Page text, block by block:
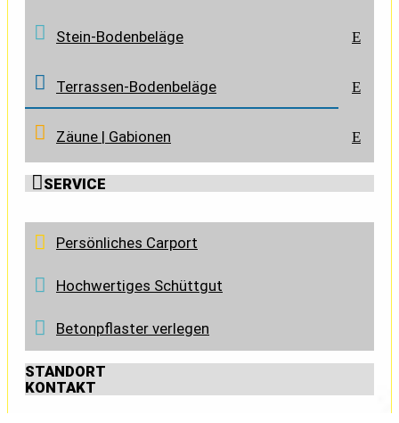
Stein-Bodenbeläge E
Terrassen-Bodenbeläge E
Zäune | Gabionen E
SERVICE
Persönliches Carport
Hochwertiges Schüttgut
Betonpflaster verlegen
STANDORT
KONTAKT